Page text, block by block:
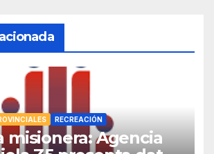
RECREACIÓN
misionera: Agencia